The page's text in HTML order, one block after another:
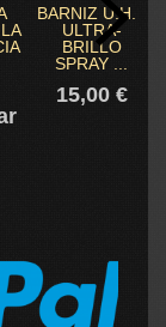
BARNIZ U.H.S
ULTRA-
BRILLO
15,00 €